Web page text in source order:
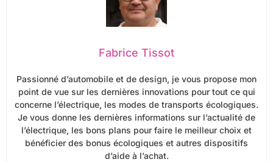
Fabrice Tissot
Passionné d’automobile et de design, je vous propose mon
point de vue sur les dernières innovations pour tout ce qui
concerne l’électrique, les modes de transports écologiques.
Je vous donne les dernières informations sur l’actualité de
l’électrique, les bons plans pour faire le meilleur choix et
bénéficier des bonus écologiques et autres dispositifs
d’aide à l’achat.